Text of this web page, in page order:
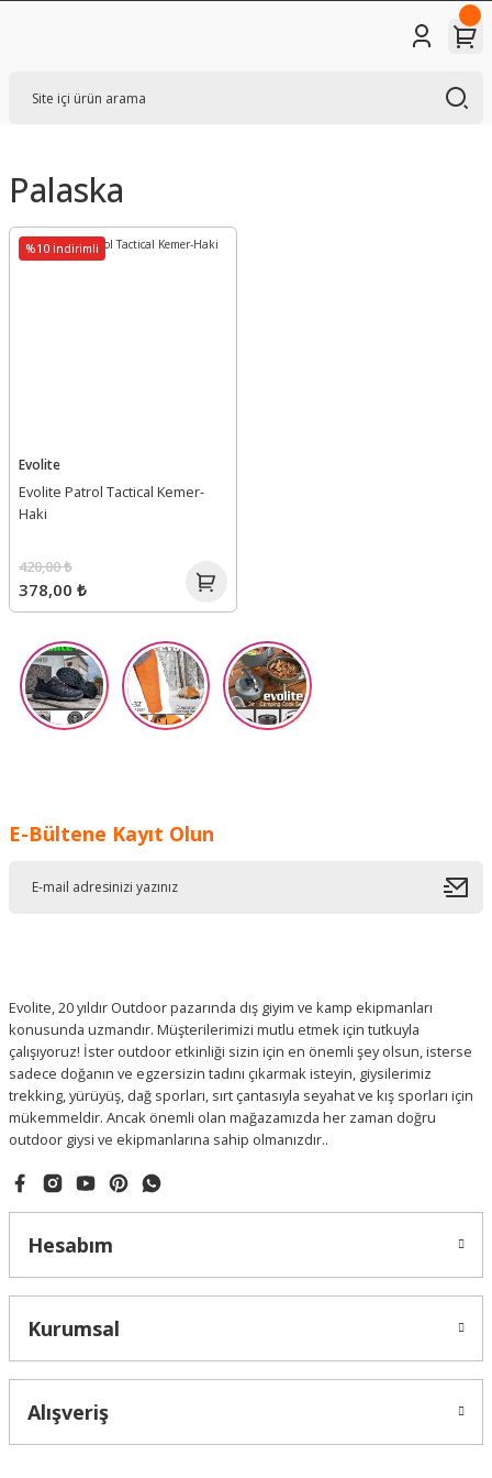
Palaska
%10 İndirimli
Evolite
Evolite Patrol Tactical Kemer-
Haki
378,00 ₺
420,00 ₺
E-Bültene Kayıt Olun
Evolite, 20 yıldır Outdoor pazarında dış giyim ve kamp ekipmanları
konusunda uzmandır. Müşterilerimizi mutlu etmek için tutkuyla
çalışıyoruz! İster outdoor etkinliği sizin için en önemli şey olsun, isterse
sadece doğanın ve egzersizin tadını çıkarmak isteyin, giysilerimiz
trekking, yürüyüş, dağ sporları, sırt çantasıyla seyahat ve kış sporları için
mükemmeldir. Ancak önemli olan mağazamızda her zaman doğru
outdoor giysi ve ekipmanlarına sahip olmanızdır..
Hesabım
Kurumsal
Alışveriş